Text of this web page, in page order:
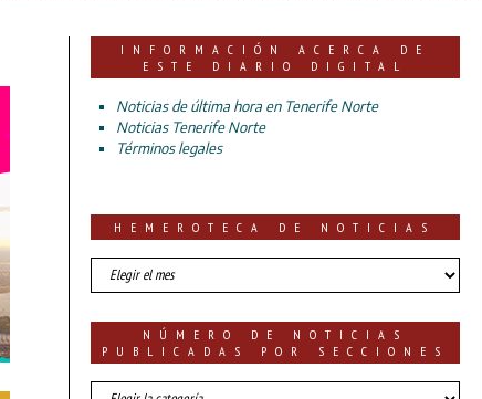
INFORMACIÓN ACERCA DE
ESTE DIARIO DIGITAL
Noticias de última hora en Tenerife Norte
Noticias Tenerife Norte
Términos legales
HEMEROTECA DE NOTICIAS
HEMEROTECA
DE
NÚMERO DE NOTICIAS
PUBLICADAS POR SECCIONES
número